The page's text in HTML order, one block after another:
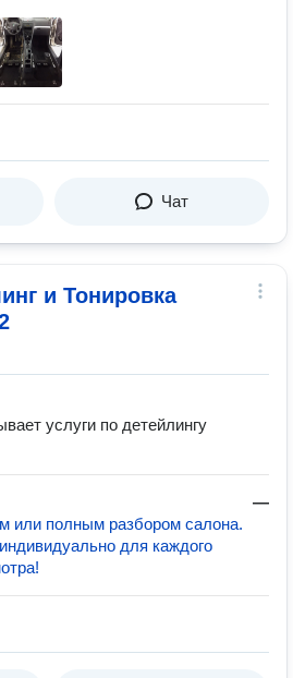
Чат
и Тонировка
услуги по детейлингу
—
или полным разбором салона.
для каждого